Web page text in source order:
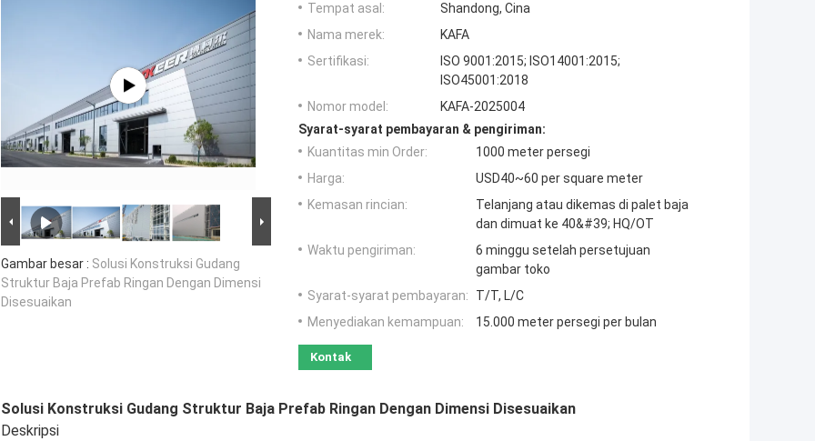
Gambar besar : Solusi Konstruksi Gudang
Struktur Baja Prefab Ringan Dengan Dimensi
Disesuaikan
Tempat asal:
Shandong, Cina
Nama merek:
KAFA
Sertifikasi:
ISO 9001:2015; ISO14001:2015;
ISO45001:2018
Nomor model:
KAFA-2025004
Syarat-syarat pembayaran & pengiriman:
Kuantitas min Order:
1000 meter persegi
Harga:
USD40~60 per square meter
Kemasan rincian:
Telanjang atau dikemas di palet baja
dan dimuat ke 40&#39; HQ/OT
Waktu pengiriman:
6 minggu setelah persetujuan
gambar toko
Syarat-syarat pembayaran:
T/T, L/C
Menyediakan kemampuan:
15.000 meter persegi per bulan
Kontak
Solusi Konstruksi Gudang Struktur Baja Prefab Ringan Dengan Dimensi Disesuaikan
Deskripsi